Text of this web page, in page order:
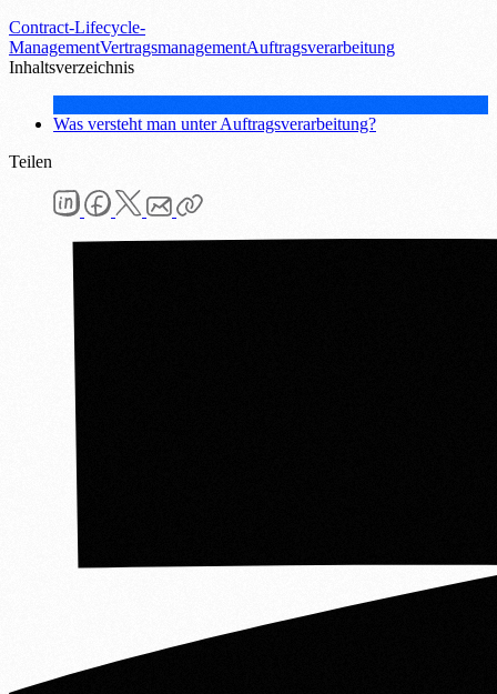
Contract-Lifecycle-
ManagementVertragsmanagementAuftragsverarbeitung
Inhaltsverzeichnis
Was versteht man unter Auftragsverarbeitung?
Teilen